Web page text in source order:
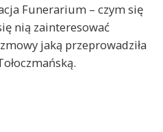
Funerarium – czym się
nią zainteresować
jaką przeprowadziła